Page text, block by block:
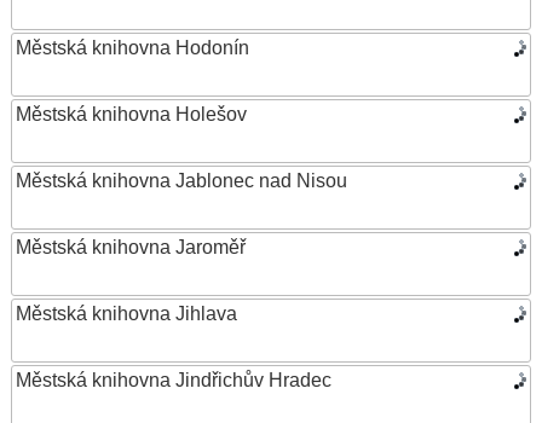
Městská knihovna Hodonín
Městská knihovna Holešov
Městská knihovna Jablonec nad Nisou
Městská knihovna Jaroměř
Městská knihovna Jihlava
Městská knihovna Jindřichův Hradec